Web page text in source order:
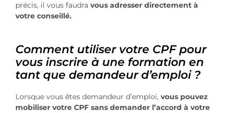
précis, il vous faudra vous adresser directement à
votre conseillé.
Comment utiliser votre CPF pour
vous inscrire à une formation en
tant que demandeur d’emploi ?
Lorsque vous êtes demandeur d’emploi, vous pouvez
mobiliser votre CPF sans demander l’accord à votre